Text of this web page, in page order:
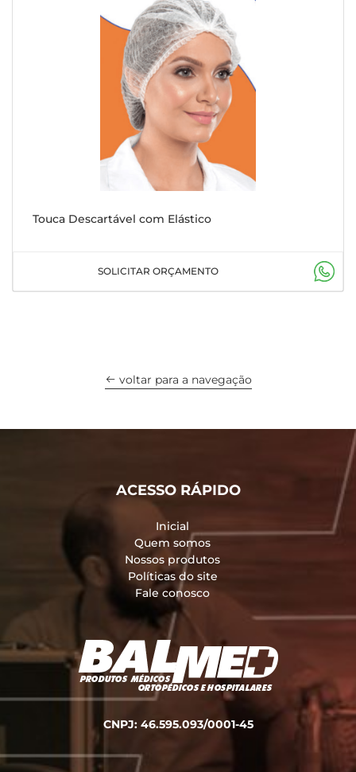
Touca Descartável com Elástico
SOLICITAR ORÇAMENTO
voltar para a navegação
ACESSO RÁPIDO
Inicial
Quem somos
Nossos produtos
Políticas do site
Fale conosco
CNPJ: 46.595.093/0001-45